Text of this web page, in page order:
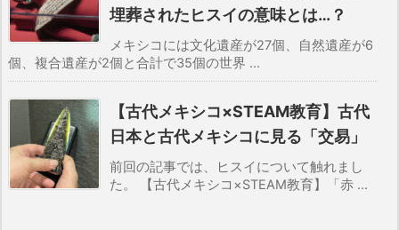
埋葬されたヒスイの意味とは…？
メキシコには文化遺産が27個、自然遺産が6
個、複合遺産が2個と合計で35個の世界 ...
【古代メキシコ×STEAM教育】古代
日本と古代メキシコに見る「交易」
前回の記事では、ヒスイについて触れまし
た。 【古代メキシコ×STEAM教育】「赤 ...